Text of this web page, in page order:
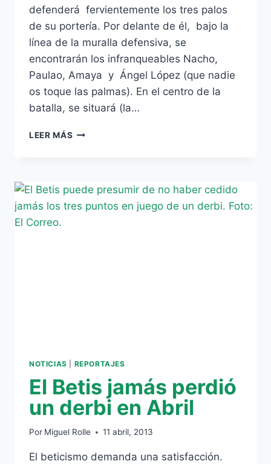
defenderá fervientemente los tres palos
de su portería. Por delante de él, bajo la
línea de la muralla defensiva, se
encontrarán los infranqueables Nacho,
Paulao, Amaya y Ángel López (que nadie
os toque las palmas). En el centro de la
batalla, se situará (la…
LEER MÁS LA
QUERCUS
VERDIBLANCO
NOTICIAS REPORTAJES
El Betis jamás perdió
un derbi en Abril
Por Miguel Rolle 11 abril, 2013
El beticismo demanda una satisfacción.